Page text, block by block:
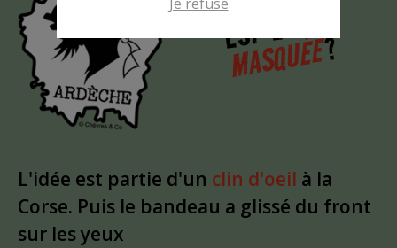
EST-ELLE
MASQUÉE?
L'idée est partie d'un clin d'oeil à la
Corse. Puis le bandeau a glissé du front
sur les yeux